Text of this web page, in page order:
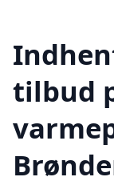
tilbud